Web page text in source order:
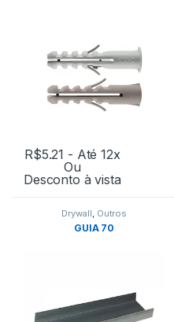
R$5.21 - Até 12x
Ou
Desconto à vista
Drywall, Outros
GUIA 70